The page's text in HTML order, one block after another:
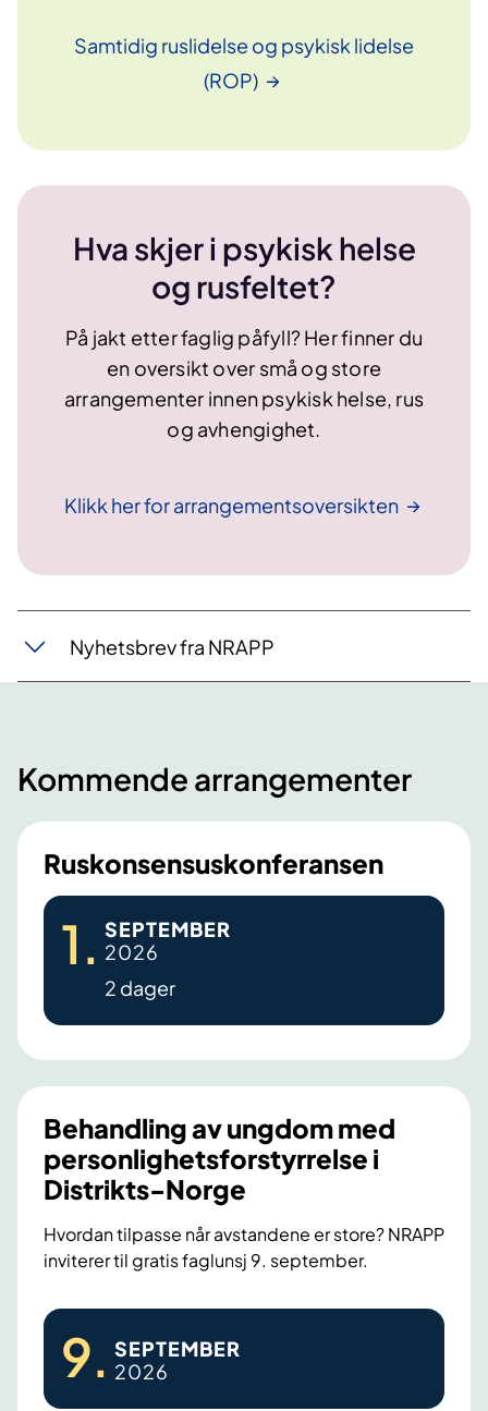
Samtidig ruslidelse og psykisk lidelse
(ROP)
Hva skjer i psykisk helse
og rusfeltet?
På jakt etter faglig påfyll? Her finner du
en oversikt over små og store
arrangementer innen psykisk helse, rus
og avhengighet.
Klikk her forarrangementsoversikten
Nyhetsbrev fra NRAPP
Kommende arrangementer
Ruskonsensuskonferansen
R
o
n
s
e
n
s
u
s
k
n
1. SEPTEMBER
2026
2 dager
Behandling av ungdom med
personlighetsforstyrrelse i
Distrikts-Norge
Hvordan tilpasse når avstandene er store? NRAPP
inviterer til gratis faglunsj 9. september.
B
9. SEPTEMBER
2026